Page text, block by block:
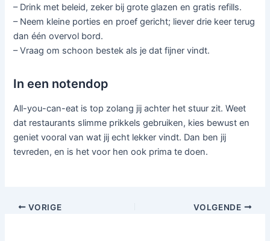
– Drink met beleid, zeker bij grote glazen en gratis refills.
– Neem kleine porties en proef gericht; liever drie keer terug
dan één overvol bord.
– Vraag om schoon bestek als je dat fijner vindt.
In een notendop
All-you-can-eat is top zolang jij achter het stuur zit. Weet
dat restaurants slimme prikkels gebruiken, kies bewust en
geniet vooral van wat jij echt lekker vindt. Dan ben jij
tevreden, en is het voor hen ook prima te doen.
VORIGE VOLGENDE